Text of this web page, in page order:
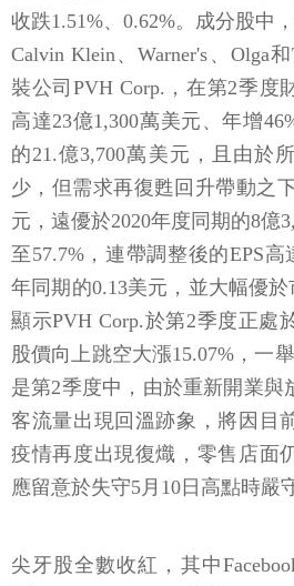
收跌1.51%、0.62%。成分股中
Calvin Klein、Warner's、Olga
裝公司PVH Corp.，在第2季度
高達23億1,300萬美元、年增
的21.億3,700萬美元，且由於
少，但需求再復甦回升帶動之
元，遠優於2020年度同期的8億
至57.7%，連帶調整後的EPS高
年同期的0.13美元，並大幅優於
顯示PVH Corp.於第2季度正處
股價向上跳空大漲15.07%，一
是第2季度中，由於重新開業與
客流量出現回溫跡象，將因目
疫情再度出現復熾，零售店面
應留意於失守5月10日高點時嚴
尖牙股全數收紅，其中